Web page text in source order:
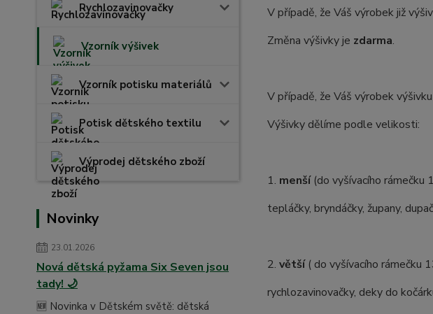
Rychlozavinovačky
Vzorník výšivek
Vzorník potisku materiálů
Potisk dětského textilu
Výprodej dětského zboží
Novinky
23.01.2026
Nová dětská pyžama Six Seven jsou
tady! 🌙
🆕 Novinka v Dětském světě: dětská
V případě, že Váš výrobek již
Změna výšivky je zdarma.
V případě, že Váš výrobek výšivku
Výšivky dělíme podle velikosti:
1. menší(do vyšívacího rámečku
tepláčky, bryndáčky, župany,
2. větší( do vyšívacího rámečku
rychlozavinovačky, deky do